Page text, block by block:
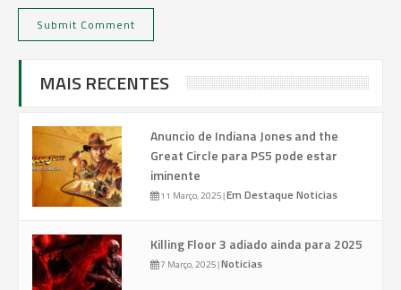
MAIS RECENTES
Anuncio de Indiana Jones and the
Great Circle para PS5 pode estar
iminente
11 Março, 2025|Em Destaque Noticias
Killing Floor 3 adiado ainda para 2025
7 Março, 2025|Noticias